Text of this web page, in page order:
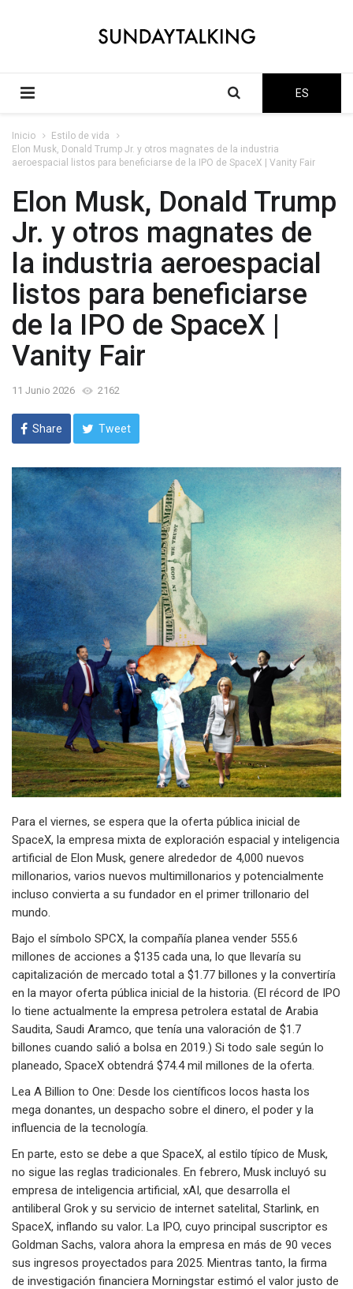
ES
Inicio
Estilo de vida
Elon Musk, Donald Trump Jr. y otros magnates de la industria
aeroespacial listos para beneficiarse de la IPO de SpaceX | Vanity Fair
Elon Musk, Donald Trump
Jr. y otros magnates de
la industria aeroespacial
listos para beneficiarse
de la IPO de SpaceX |
Vanity Fair
11 Junio 2026 2162
Share Tweet
Para el viernes, se espera que la oferta pública inicial de
SpaceX, la empresa mixta de exploración espacial y inteligencia
artificial de Elon Musk, genere alrededor de 4,000 nuevos
millonarios, varios nuevos multimillonarios y potencialmente
incluso convierta a su fundador en el primer trillonario del
mundo.
Bajo el símbolo SPCX, la compañía planea vender 555.6
millones de acciones a $135 cada una, lo que llevaría su
capitalización de mercado total a $1.77 billones y la convertiría
en la mayor oferta pública inicial de la historia. (El récord de IPO
lo tiene actualmente la empresa petrolera estatal de Arabia
Saudita, Saudi Aramco, que tenía una valoración de $1.7
billones cuando salió a bolsa en 2019.) Si todo sale según lo
planeado, SpaceX obtendrá $74.4 mil millones de la oferta.
Lea A Billion to One: Desde los científicos locos hasta los
mega donantes, un despacho sobre el dinero, el poder y la
influencia de la tecnología.
En parte, esto se debe a que SpaceX, al estilo típico de Musk,
no sigue las reglas tradicionales. En febrero, Musk incluyó su
empresa de inteligencia artificial, xAI, que desarrolla el
antiliberal Grok y su servicio de internet satelital, Starlink, en
SpaceX, inflando su valor. La IPO, cuyo principal suscriptor es
Goldman Sachs, valora ahora la empresa en más de 90 veces
sus ingresos proyectados para 2025. Mientras tanto, la firma
de investigación financiera Morningstar estimó el valor justo de